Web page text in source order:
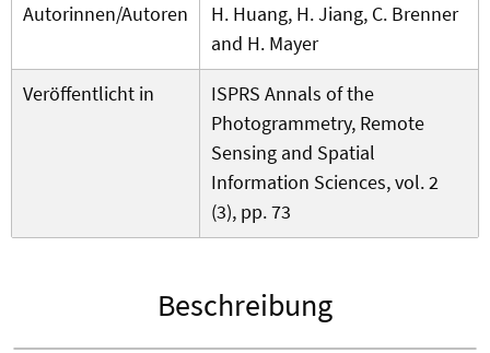
Autorinnen/Autoren
H. Huang, H. Jiang, C. Brenner
and H. Mayer
Veröffentlicht in
ISPRS Annals of the
Photogrammetry, Remote
Sensing and Spatial
Information Sciences, vol. 2
(3), pp. 73
Beschreibung